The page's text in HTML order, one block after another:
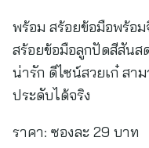
พร้อม สร้อยข้อมือพร้อม
สร้อยข้อมือลูกปัดสีสันส
น่ารัก ดีไซน์สวยเก๋ สา
ประดับได้จริง
ราคา: ซองละ 29 บาท